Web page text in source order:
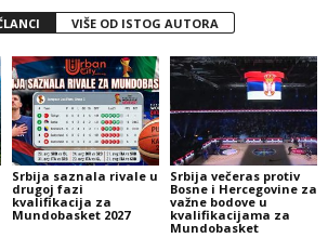
VIŠE OD ISTOG AUTORA
Srbija saznala rivale u
drugoj fazi
kvalifikacija za
Mundobasket 2027
Srbija večeras protiv
Bosne i Hercegovine za
važne bodove u
kvalifikacijama za
Mundobasket